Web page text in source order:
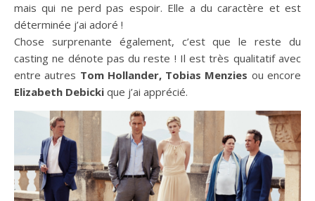
mais qui ne perd pas espoir. Elle a du caractère et est
déterminée j’ai adoré !
Chose surprenante également, c’est que le reste du
casting ne dénote pas du reste ! Il est très qualitatif avec
entre autres Tom Hollander, Tobias Menzies ou encore
Elizabeth Debicki que j’ai apprécié.